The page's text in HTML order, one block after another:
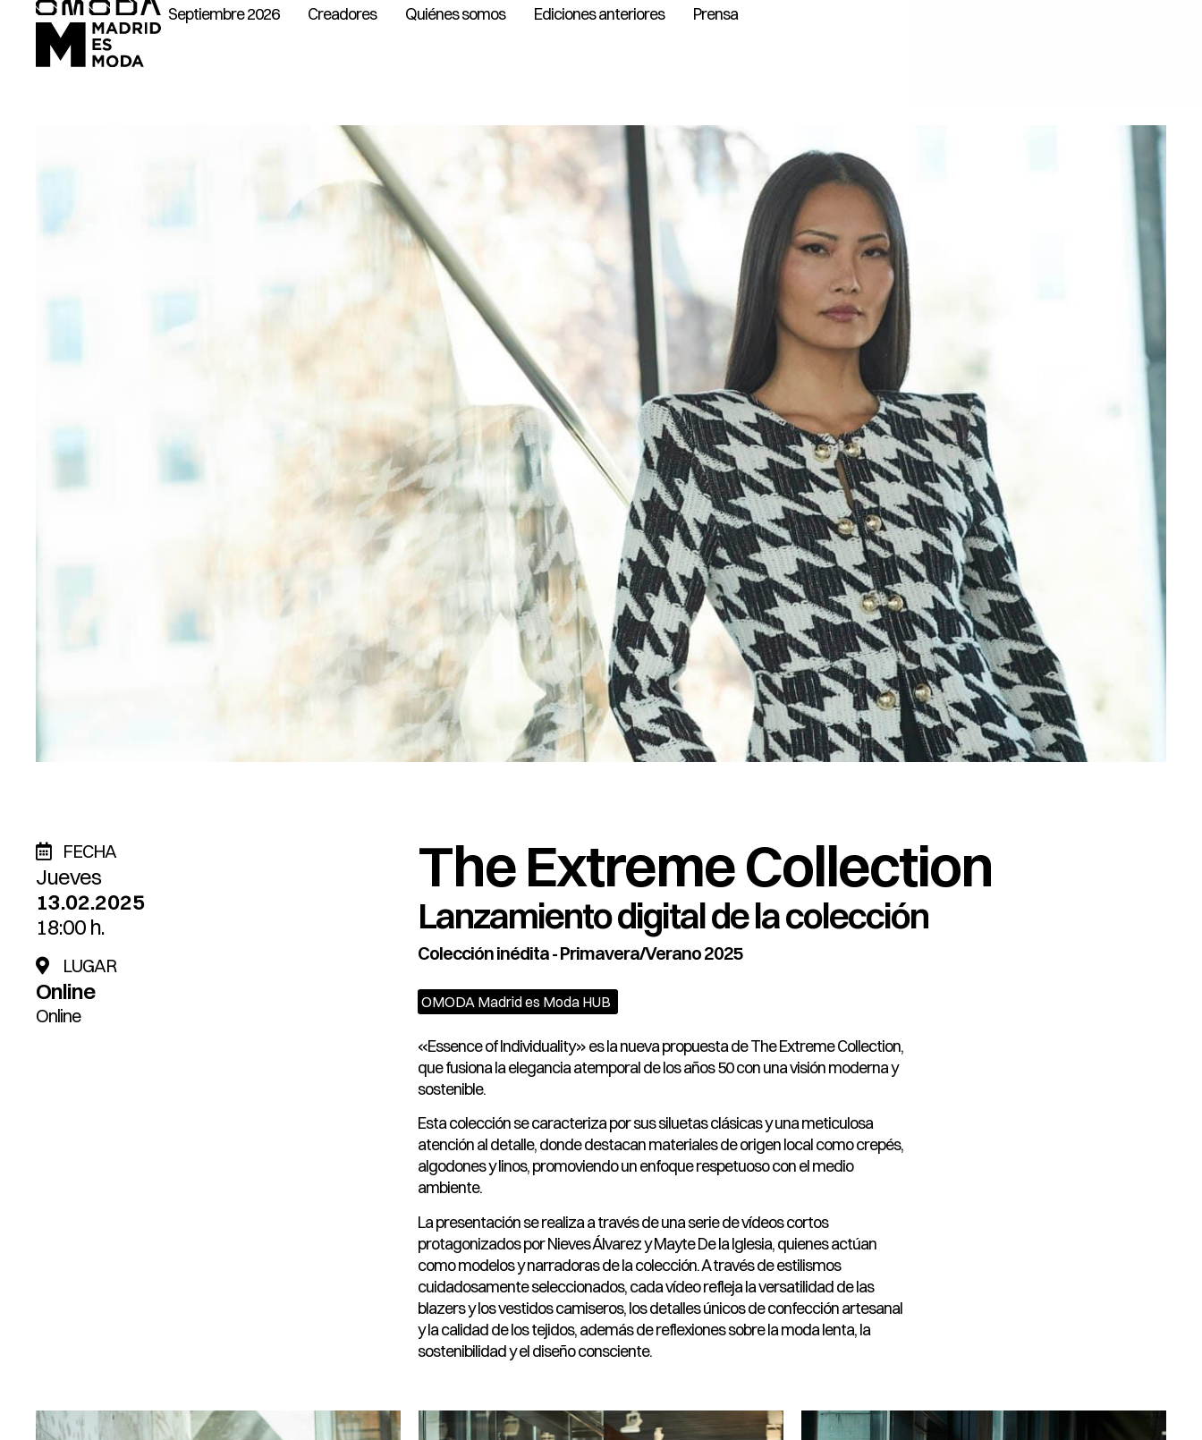
Septiembre 2026 Creadores Quiénes somos Ediciones anteriores Prensa
FECHA
Jueves
13.02.2025
18:00 h.
LUGAR
Online
Online
The Extreme Collection
Lanzamiento digital de la colección
Colección inédita - Primavera/Verano 2025
OMODA Madrid es Moda HUB
«Essence of Individuality» es la nueva propuesta de The Extreme Collection,
que fusiona la elegancia atemporal de los años 50 con una visión moderna y
sostenible.
Esta colección se caracteriza por sus siluetas clásicas y una meticulosa
atención al detalle, donde destacan materiales de origen local como crepés,
algodones y linos, promoviendo un enfoque respetuoso con el medio
ambiente.
La presentación se realiza a través de una serie de vídeos cortos
protagonizados por Nieves Álvarez y Mayte De la Iglesia, quienes actúan
como modelos y narradoras de la colección. A través de estilismos
cuidadosamente seleccionados, cada vídeo refleja la versatilidad de las
blazers y los vestidos camiseros, los detalles únicos de confección artesanal
y la calidad de los tejidos, además de reflexiones sobre la moda lenta, la
sostenibilidad y el diseño consciente.